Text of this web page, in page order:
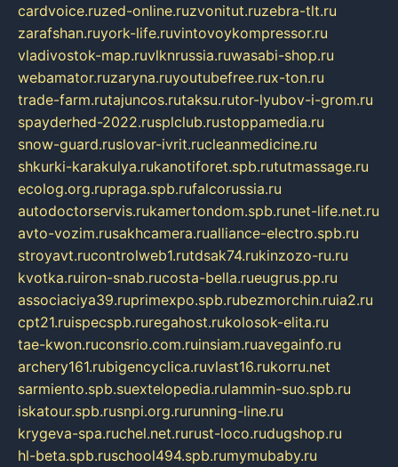
cardvoice.ruzed-online.ruzvonitut.ruzebra-tlt.ru
zarafshan.ruyork-life.ruvintovoykompressor.ru
vladivostok-map.ruvlknrussia.ruwasabi-shop.ru
webamator.ruzaryna.ruyoutubefree.rux-ton.ru
trade-farm.rutajuncos.rutaksu.rutor-lyubov-i-grom.ru
spayderhed-2022.rusplclub.rustoppamedia.ru
snow-guard.ruslovar-ivrit.rucleanmedicine.ru
shkurki-karakulya.rukanotiforet.spb.rututmassage.ru
ecolog.org.rupraga.spb.rufalcorussia.ru
autodoctorservis.rukamertondom.spb.runet-life.net.ru
avto-vozim.rusakhcamera.rualliance-electro.spb.ru
stroyavt.rucontrolweb1.rutdsak74.rukinzozo-ru.ru
kvotka.ruiron-snab.rucosta-bella.rueugrus.pp.ru
associaciya39.ruprimexpo.spb.rubezmorchin.ruia2.ru
cpt21.ruispecspb.ruregahost.rukolosok-elita.ru
tae-kwon.ruconsrio.com.ruinsiam.ruavegainfo.ru
archery161.rubigencyclica.ruvlast16.rukorru.net
sarmiento.spb.suextelopedia.rulammin-suo.spb.ru
iskatour.spb.rusnpi.org.rurunning-line.ru
krygeva-spa.ruchel.net.rurust-loco.rudugshop.ru
hl-beta.spb.ruschool494.spb.rumymubaby.ru